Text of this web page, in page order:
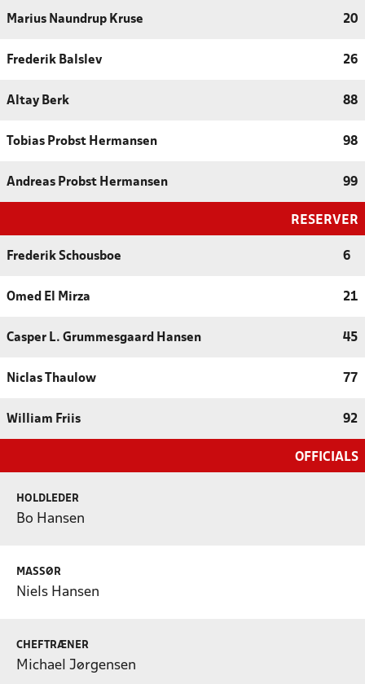
Marius Naundrup Kruse 20
Frederik Balslev 26
Altay Berk 88
Tobias Probst Hermansen 98
Andreas Probst Hermansen 99
RESERVER
Frederik Schousboe 6
Omed El Mirza 21
Casper L. Grummesgaard Hansen 45
Niclas Thaulow 77
William Friis 92
OFFICIALS
HOLDLEDER
Bo Hansen
MASSØR
Niels Hansen
CHEFTRÆNER
Michael Jørgensen